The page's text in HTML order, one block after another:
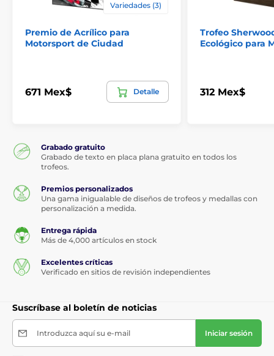
Variedades (3)
Premio de Acrílico para
Motorsport de Ciudad
671 Mex$ Detalle
Trofeo
Ecológico para
312 Mex$
Grabado gratuito
Grabado de texto en placa plana gratuito en todos los
trofeos.
Premios personalizados
Una gama inigualable de diseños de trofeos y medallas con
personalización a medida.
Entrega rápida
Más de 4,000 artículos en stock
Excelentes críticas
Verificado en sitios de revisión independientes
Suscríbase al boletín de noticias
Introduzca aquí su e-mail Iniciar sesión